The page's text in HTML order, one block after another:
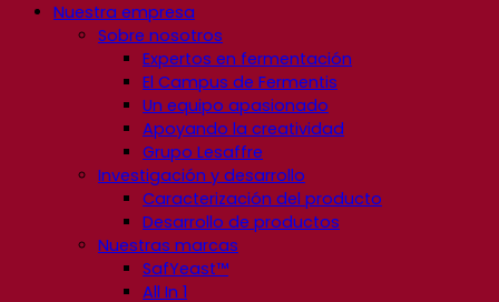
Nuestra empresa
Sobre nosotros
Expertos en fermentación
El Campus de Fermentis
Un equipo apasionado
Apoyando la creatividad
Grupo Lesaffre
Investigación y desarrollo
Caracterización del producto
Desarrollo de productos
Nuestras marcas
SafYeast™
All In 1